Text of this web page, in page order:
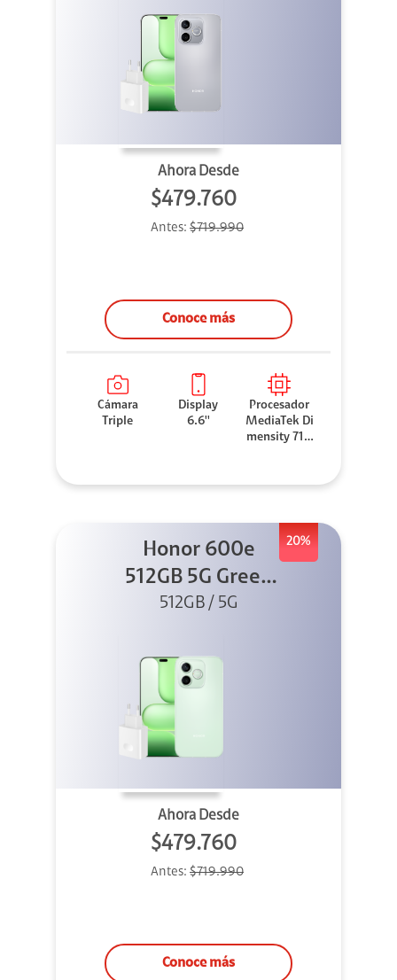
Ahora Desde
$479.760
Antes: $719.990
Conoce más
Cámara
Triple
Display
6.6''
Procesador
MediaTek Di
mensity 710
20%
Honor 600e
512GB 5G Green
+ 45W
512GB / 5G
Ahora Desde
$479.760
Antes: $719.990
Conoce más